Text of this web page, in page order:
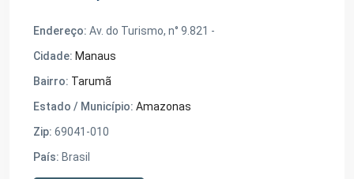
Endereço: Av. do Turismo, n° 9.821 -
Cidade: Manaus
Bairro: Tarumã
Estado / Município: Amazonas
Zip: 69041-010
País: Brasil